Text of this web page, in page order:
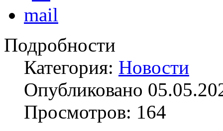
Подробности
Категория: Новости
Опубликовано
Просмотров: 164